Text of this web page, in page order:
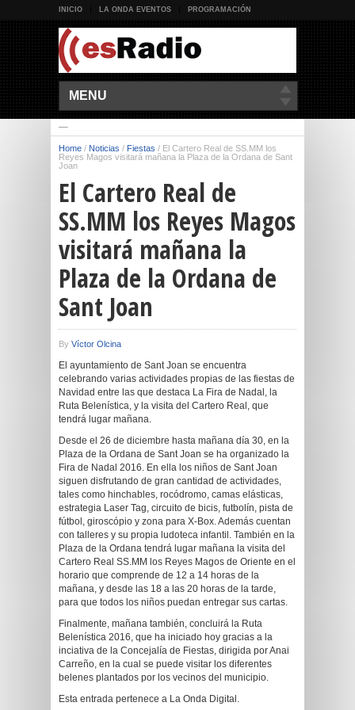
INICIO LA ONDA EVENTOS PROGRAMACIÓN
MENU
Home / Noticias / Fiestas / El Cartero Real de SS.MM los
Reyes Magos visitará mañana la Plaza de la Ordana de Sant
Joan
El Cartero Real de
SS.MM los Reyes Magos
visitará mañana la
Plaza de la Ordana de
Sant Joan
By Víctor Olcina
El ayuntamiento de Sant Joan se encuentra
celebrando varias actividades propias de las fiestas de
Navidad entre las que destaca La Fira de Nadal, la
Ruta Belenística, y la visita del Cartero Real, que
tendrá lugar mañana.
Desde el 26 de diciembre hasta mañana día 30, en la
Plaza de la Ordana de Sant Joan se ha organizado la
Fira de Nadal 2016. En ella los niños de Sant Joan
siguen disfrutando de gran cantidad de actividades,
tales como hinchables, rocódromo, camas elásticas,
estrategia Laser Tag, circuito de bicis, futbolín, pista de
fútbol, giroscópio y zona para X-Box. Además cuentan
con talleres y su propia ludoteca infantil. También en la
Plaza de la Ordana tendrá lugar mañana la visita del
Cartero Real SS.MM los Reyes Magos de Oriente en el
horario que comprende de 12 a 14 horas de la
mañana, y desde las 18 a las 20 horas de la tarde,
para que todos los niños puedan entregar sus cartas.
Finalmente, mañana también, concluirá la Ruta
Belenística 2016, que ha iniciado hoy gracias a la
inciativa de la Concejalía de Fiestas, dirigida por Anai
Carreño, en la cual se puede visitar los diferentes
belenes plantados por los vecinos del municipio.
Esta entrada pertenece a La Onda Digital.